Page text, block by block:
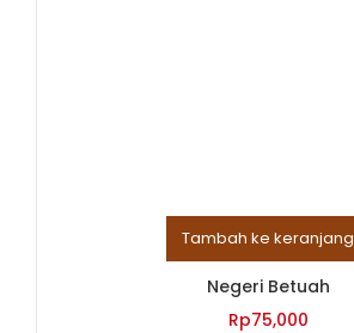
Tambah ke keranjang
Negeri Betuah
Rp75,000